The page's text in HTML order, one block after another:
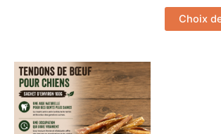
produit
Choix